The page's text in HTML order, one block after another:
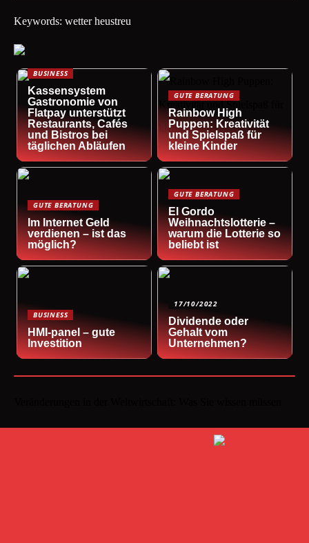
Keywords: wetter heustreu
BUSINESS
Kassensystem
Gastronomie von
Flatpay unterstützt
Restaurants, Cafés
und Bistros bei
täglichen Abläufen
GUTE BERATUNG
Rainbow High
Puppen: Kreativität
und Spielspaß für
kleine Kinder
GUTE BERATUNG
Im Internet Geld
verdienen – ist das
möglich?
GUTE BERATUNG
El Gordo
Weihnachtslotterie –
warum die Lotterie so
beliebt ist
BUSINESS
HMI-panel – gute
Investition
17/10/2022
Dividende oder
Gehalt vom
Unternehmen?